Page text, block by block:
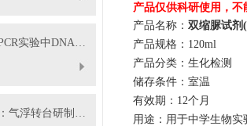
信帆生物告知您：PCR实验中DNA的提取方法
信帆生物为你分享：气浮转台研制取得的新进展
产品仅供科研使用，
产品名称： 双缩脲试剂
产品规格：120ml
产品分类：生化检测
储存条件：室温
有效期：12个月
用途：用于中学生物